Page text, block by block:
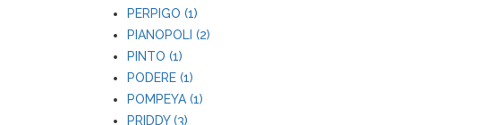
PERPIGO (1)
PIANOPOLI (2)
PINTO (1)
PODERE (1)
POMPEYA (1)
PRIDDY (3)